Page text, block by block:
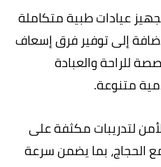
عيادات طبية متكاملة
إلى توفير فرق إسعاف
للراحة والعبادة
متنوعة.
لتدريبات مكثفة على
الحجاج، بما يضمن سرعة